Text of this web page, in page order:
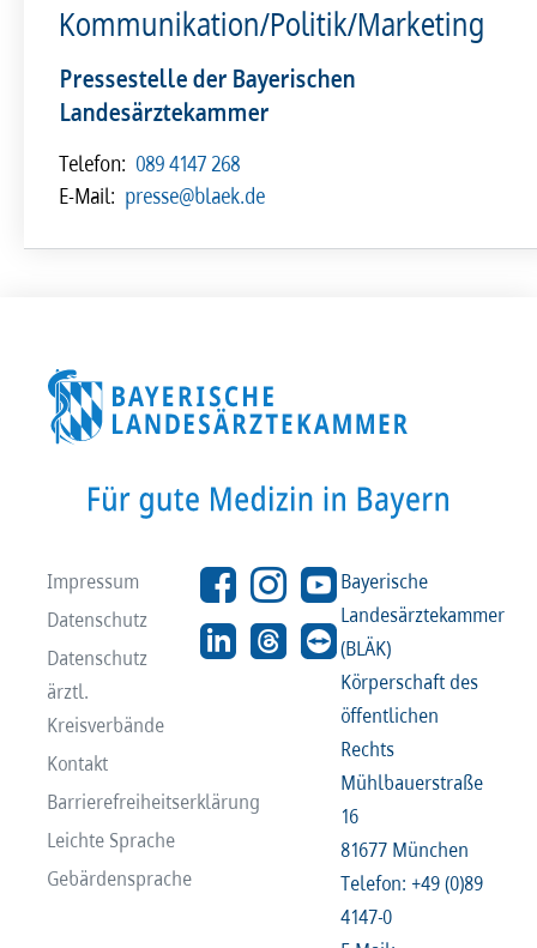
Kommunikation/Politik/Marketing
Pressestelle der Bayerischen
Landesärztekammer
Telefon: 089 4147 268
E-Mail: presse@blaek.de
Impressum
Datenschutz
Datenschutz
ärztl.
Kreisverbände
Kontakt
Barrierefreiheitserklärung
Leichte Sprache
Gebärdensprache
Bayerische
Landesärztekammer
(BLÄK)
Körperschaft des
öffentlichen
Rechts
Mühlbauerstraße
16
81677 München
Telefon: +49 (0)89
4147-0